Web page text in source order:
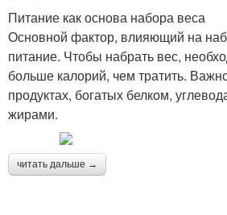
Питание как основа набора веса
Основной фактор, влияющий на
питание. Чтобы набрать вес,
больше калорий, чем тратить.
продуктах, богатых белком,
жирами.
читать дальше →